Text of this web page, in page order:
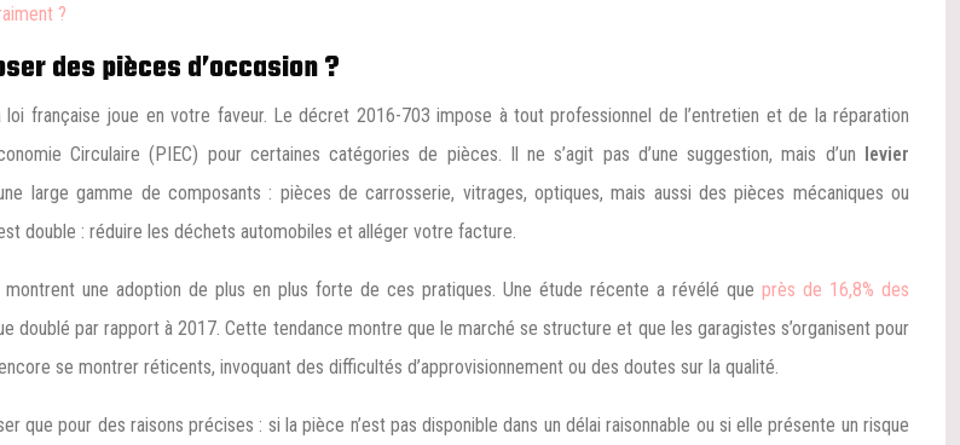
?
des pièces d’occasion ?
française joue en votre faveur. Le décret 2016-703 impose à tout professionnel de l’entretien et de la réparation
Circulaire (PIEC) pour certaines catégories de pièces. Il ne s’agit pas d’une suggestion, mais d’un levier
large gamme de composants : pièces de carrosserie, vitrages, optiques, mais aussi des pièces mécaniques ou
double : réduire les déchets automobiles et alléger votre facture.
une adoption de plus en plus forte de ces pratiques. Une étude récente a révélé que près de 16,8% des
doublé par rapport à 2017. Cette tendance montre que le marché se structure et que les garagistes s’organisent pour
se montrer réticents, invoquant des difficultés d’approvisionnement ou des doutes sur la qualité.
pour des raisons précises : si la pièce n’est pas disponible dans un délai raisonnable ou si elle présente un risque